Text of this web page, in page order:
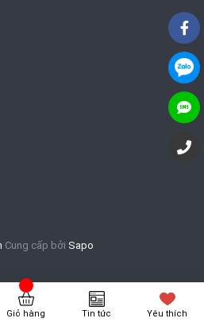
Cung cấp bởi Sapo
Giỏ hàng Tin tức Yêu thích